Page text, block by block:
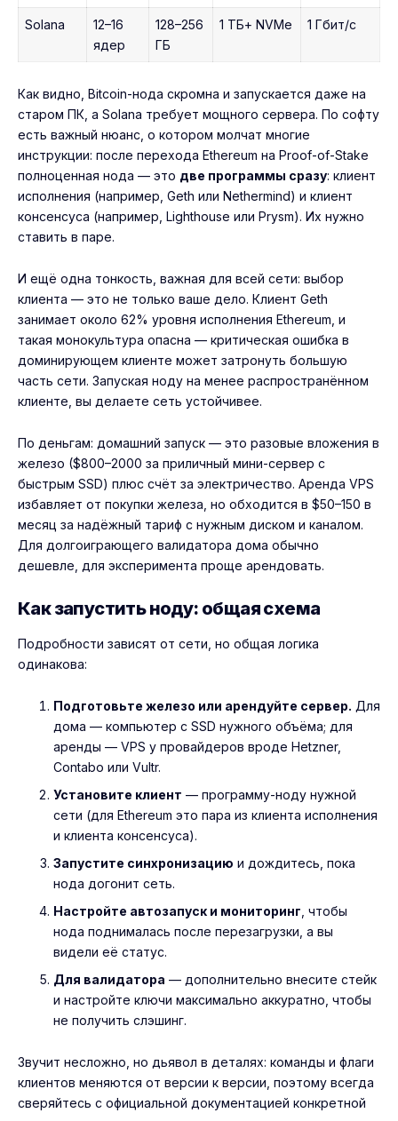
Solana
12–16
ядер
128–256
ГБ
1 ТБ+ NVMe 1 Гбит/с
Как видно, Bitcoin-нода скромна и запускается даже на
старом ПК, а Solana требует мощного сервера. По софту
есть важный нюанс, о котором молчат многие
инструкции: после перехода Ethereum на Proof-of-Stake
полноценная нода — это две программы сразу: клиент
исполнения (например, Geth или Nethermind) и клиент
консенсуса (например, Lighthouse или Prysm). Их нужно
ставить в паре.
И ещё одна тонкость, важная для всей сети: выбор
клиента — это не только ваше дело. Клиент Geth
занимает около 62% уровня исполнения Ethereum, и
такая монокультура опасна — критическая ошибка в
доминирующем клиенте может затронуть большую
часть сети. Запуская ноду на менее распространённом
клиенте, вы делаете сеть устойчивее.
По деньгам: домашний запуск — это разовые вложения в
железо ($800–2000 за приличный мини-сервер с
быстрым SSD) плюс счёт за электричество. Аренда VPS
избавляет от покупки железа, но обходится в $50–150 в
месяц за надёжный тариф с нужным диском и каналом.
Для долгоиграющего валидатора дома обычно
дешевле, для эксперимента проще арендовать.
Как запустить ноду: общая схема
Подробности зависят от сети, но общая логика
одинакова:
Подготовьте железо или арендуйте сервер. Для
дома — компьютер с SSD нужного объёма; для
аренды — VPS у провайдеров вроде Hetzner,
Contabo или Vultr.
Установите клиент — программу-ноду нужной
сети (для Ethereum это пара из клиента исполнения
и клиента консенсуса).
Запустите синхронизацию и дождитесь, пока
нода догонит сеть.
Настройте автозапуск и мониторинг , чтобы
нода поднималась после перезагрузки, а вы
видели её статус.
Для валидатора — дополнительно внесите стейк
и настройте ключи максимально аккуратно, чтобы
не получить слэшинг.
Звучит несложно, но дьявол в деталях: команды и флаги
клиентов меняются от версии к версии, поэтому всегда
сверяйтесь с официальной документацией конкретной